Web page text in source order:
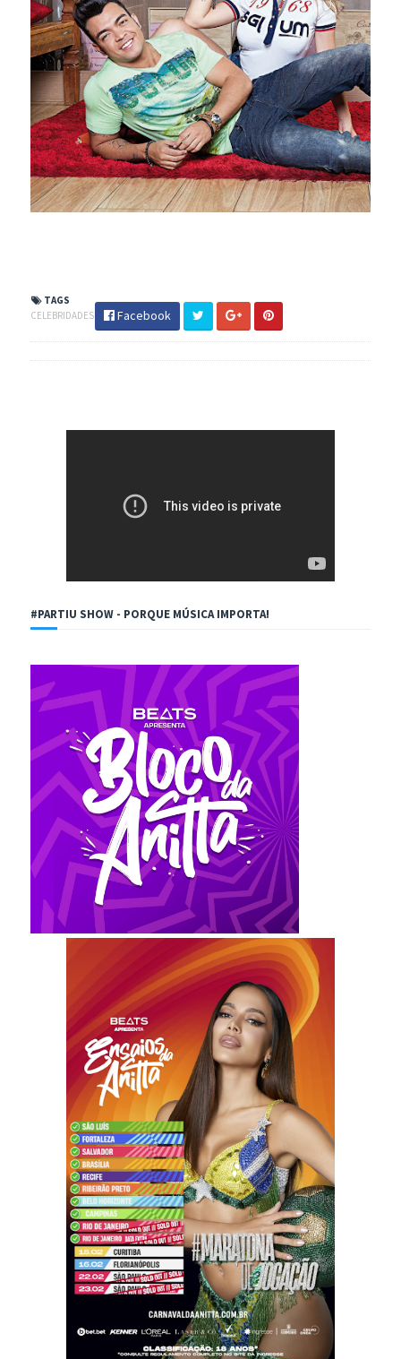
TAGS
CELEBRIDADES
Facebook
#PARTIU SHOW - PORQUE MÚSICA IMPORTA!